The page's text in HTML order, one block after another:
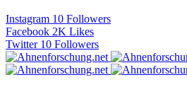
Instagram 10 Followers
Facebook 2K Likes
Twitter 10 Followers